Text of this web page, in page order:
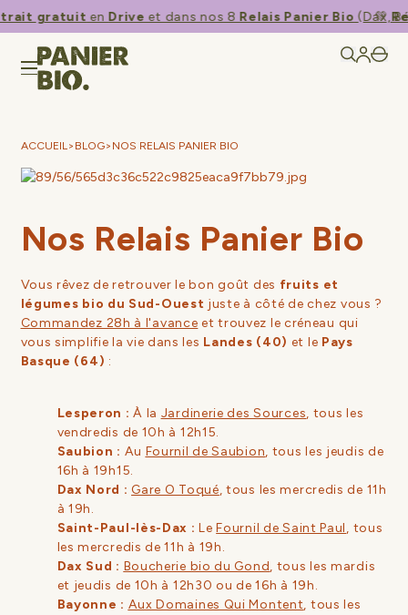
gratuiten Driveet dans nos 8 Relais Panier Bio(Dax,
💚​
ACCUEIL> BLOG> NOS RELAIS PANIER BIO
Nos Relais Panier Bio
Vous rêvez de retrouver le bon goût des fruits et
légumes bio du Sud-Ouest juste à côté de chez vous ?
Commandez 28h à l'avance et trouvez le créneau qui
vous simplifie la vie dans les Landes (40) et le Pays
Basque (64) :
Lesperon : À la Jardinerie des Sources, tous les
vendredis de 10h à 12h15.
Saubion : Au Fournil de Saubion, tous les jeudis de
16h à 19h15.
Dax Nord : Gare O Toqué, tous les mercredis de 11h
à 19h.
Saint-Paul-lès-Dax : LeFournil de Saint Paul, tous
les mercredis de 11h à 19h.
Dax Sud : Boucherie bio du Gond, tous les mardis
et jeudis de 10h à 12h30 ou de 16h à 19h.
Bayonne : Aux Domaines Qui Montent, tous les